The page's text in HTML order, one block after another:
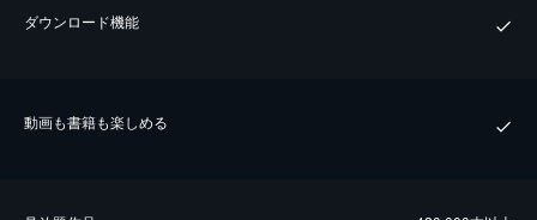
ダウンロード機能
動画も書籍も楽しめる